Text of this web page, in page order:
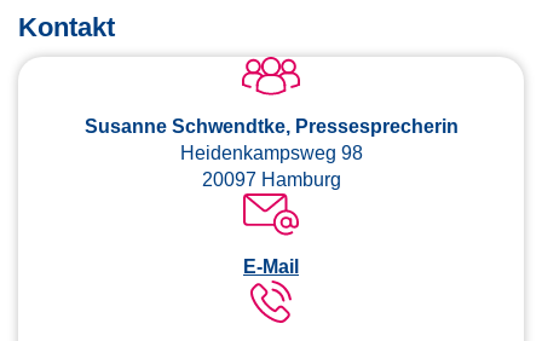
Kontakt
Susanne Schwendtke, Pressesprecherin
Heidenkampsweg 98
20097 Hamburg
E-Mail